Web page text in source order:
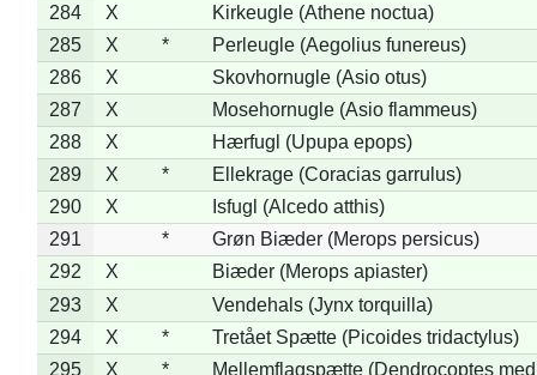
284 X
Kirkeugle (Athene noctua)
285
X *
Perleugle (Aegolius funereus)
286
X
Skovhornugle (Asio otus)
287
X
Mosehornugle (Asio flammeus)
288
X
Hærfugl (Upupa epops)
289
X *
Ellekrage (Coracias garrulus)
290
X
Isfugl (Alcedo atthis)
291
*
Grøn Biæder (Merops persicus)
292
X
Biæder (Merops apiaster)
293
X
Vendehals (Jynx torquilla)
294
X *
Tretået Spætte (Picoides tridactylus)
295
X *
Mellemflagspætte (Dendrocoptes